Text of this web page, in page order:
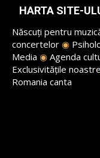
HARTA SITE-
Născuți pentru
concertelor ◉
Media ◉ Agenda
Exclusivitățile noastre
Romania canta